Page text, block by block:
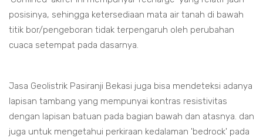
posisinya, sehingga ketersediaan mata air tanah di bawah
titik bor/pengeboran tidak terpengaruh oleh perubahan
cuaca setempat pada dasarnya.
Jasa Geolistrik Pasiranji Bekasi juga bisa mendeteksi adanya
lapisan tambang yang mempunyai kontras resistivitas
dengan lapisan batuan pada bagian bawah dan atasnya. dan
juga untuk mengetahui perkiraan kedalaman 'bedrock' pada